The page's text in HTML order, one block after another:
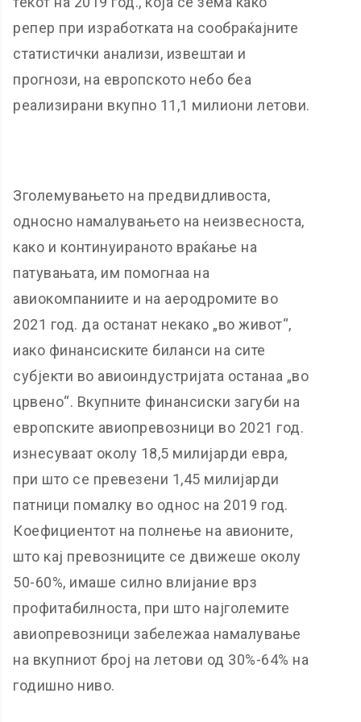
репер при изработката на сообраќајните
статистички анализи, извештаи и
прогнози, на европското небо беа
реализирани вкупно 11,1 милиони летови.
Зголемувањето на предвидливоста,
односно намалувањето на неизвесноста,
како и континуираното враќање на
патувањата, им помогнаа на
авиокомпаниите и на аеродромите во
2021 год. да останат некако „во живот“,
иако финансиските биланси на сите
субјекти во авиоиндустријата останаа „во
црвено“. Вкупните финансиски загуби на
европските авиопревозници во 2021 год.
изнесуваат околу 18,5 милијарди евра,
при што се превезени 1,45 милијарди
патници помалку во однос на 2019 год.
Коефициентот на полнење на авионите,
што кај превозниците се движеше околу
50-60%, имаше силно влијание врз
профитабилноста, при што најголемите
авиопревозници забележаа намалување
на вкупниот број на летови од 30%-64% на
годишно ниво.